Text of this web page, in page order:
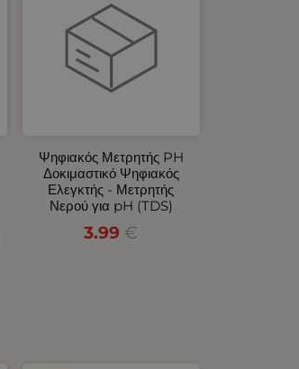
Ψηφιακός Μετρητής PH
Δοκιμαστικό Ψηφιακός
Ελεγκτής - Μετρητής
Νερού για pH (TDS)
3.99 €